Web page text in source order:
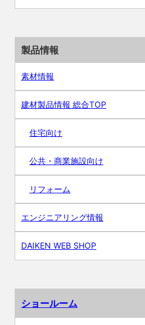
製品情報
素材情報
建材製品情報 総合TOP
住宅向け
公共・商業施設向け
リフォーム
エンジニアリング情報
DAIKEN WEB SHOP
ショールーム